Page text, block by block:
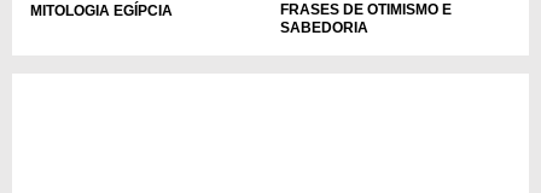
MITOLOGIA EGÍPCIA
FRASES DE OTIMISMO E
SABEDORIA